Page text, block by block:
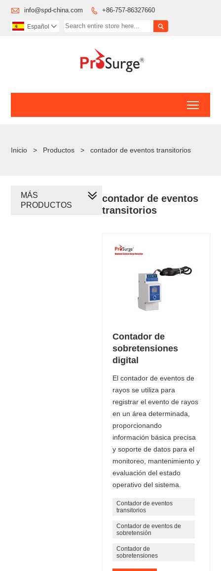
 info@spd-china.com  +86-757-86327660

Español 
Inicio > Productos > contador de eventos transitorios
contador de eventos
transitorios
Contador de
sobretensiones
digital
El contador de eventos de
rayos se utiliza para
registrar el evento de rayos
en un área determinada,
proporcionando
información básica precisa
y soporte de datos para el
monitoreo, mantenimiento y
evaluación del estado
operativo del sistema.
Contador de eventos
transitorios
Contador de eventos de
sobretensión
Contador de
sobretensiones
MÁS
PRODUCTOS